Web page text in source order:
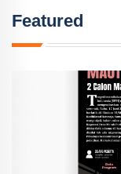
Featured